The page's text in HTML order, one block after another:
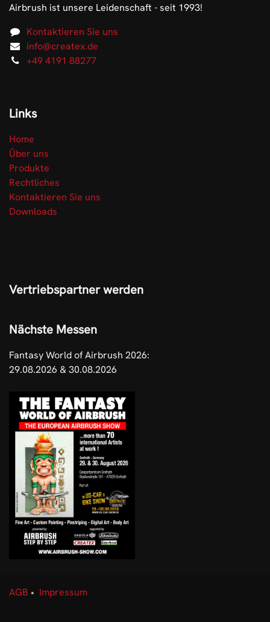
Airbrush ist unsere Leidenschaft - seit 1993!
Kontaktieren Sie uns
info@createx.de
+49 4191 88277
Links
Home
Über uns
Produkte
Rechtliches
Kontaktieren Sie uns
Downloads
Vertriebspartner werden
Nächste Messen
Fantasy World of Airbrush 2026:
29.08.2026 & 30.08.2026
AGB • Impressum